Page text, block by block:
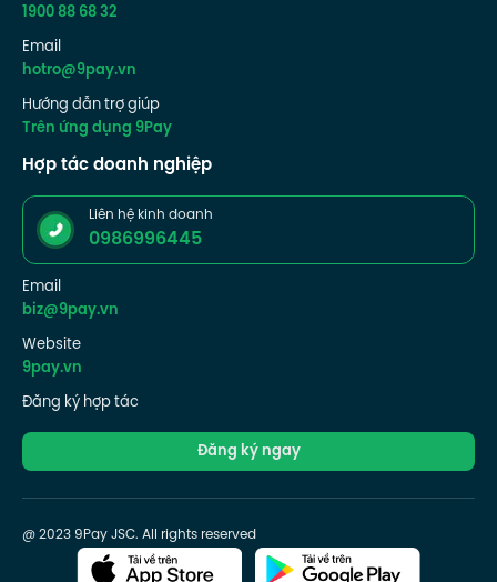
1900 88 68 32
Email
hotro@9pay.vn
Hướng dẫn trợ giúp
Trên ứng dụng 9Pay
Hợp tác doanh nghiệp
Liên hệ kinh doanh
0986996445
Email
biz@9pay.vn
Website
9pay.vn
Đăng ký hợp tác
Đăng ký ngay
@ 2023 9Pay JSC. All rights reserved